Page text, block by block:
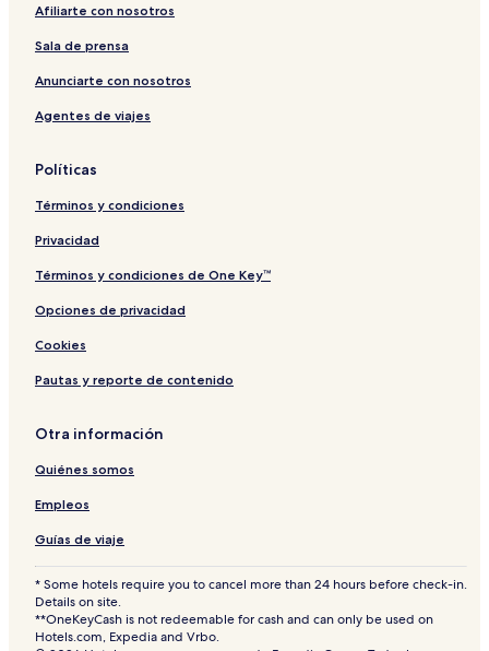
Afiliarte con nosotros
Sala de prensa
Anunciarte con nosotros
Agentes de viajes
Políticas
Términos y condiciones
Privacidad
Términos y condiciones de One Key™
Opciones de privacidad
Cookies
Pautas y reporte de contenido
Otra información
Quiénes somos
Empleos
Guías de viaje
* Some hotels require you to cancel more than 24 hours before check-in.
Details on site.
**OneKeyCash is not redeemable for cash and can only be used on
Hotels.com, Expedia and Vrbo.